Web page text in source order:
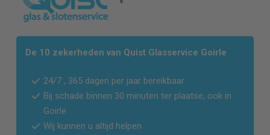
De 10 zekerheden van Quist Glasservice Goirle
24/7 , 365 dagen per jaar bereikbaar
Bij schade binnen 30 minuten ter plaatse, ook in
Goirle
Wij kunnen u altijd helpen